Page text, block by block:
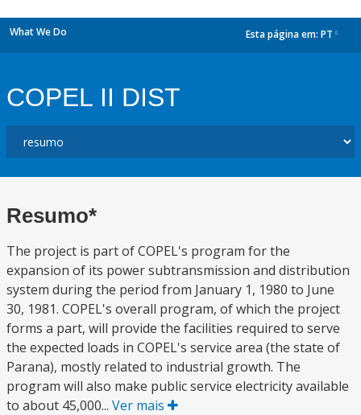
What We Do Esta página em: PT
COPEL II DIST
Resumo*
The project is part of COPEL's program for the
expansion of its power subtransmission and distribution
system during the period from January 1, 1980 to June
30, 1981. COPEL's overall program, of which the project
forms a part, will provide the facilities required to serve
the expected loads in COPEL's service area (the state of
Parana), mostly related to industrial growth. The
program will also make public service electricity available
to about 45,000... Ver mais